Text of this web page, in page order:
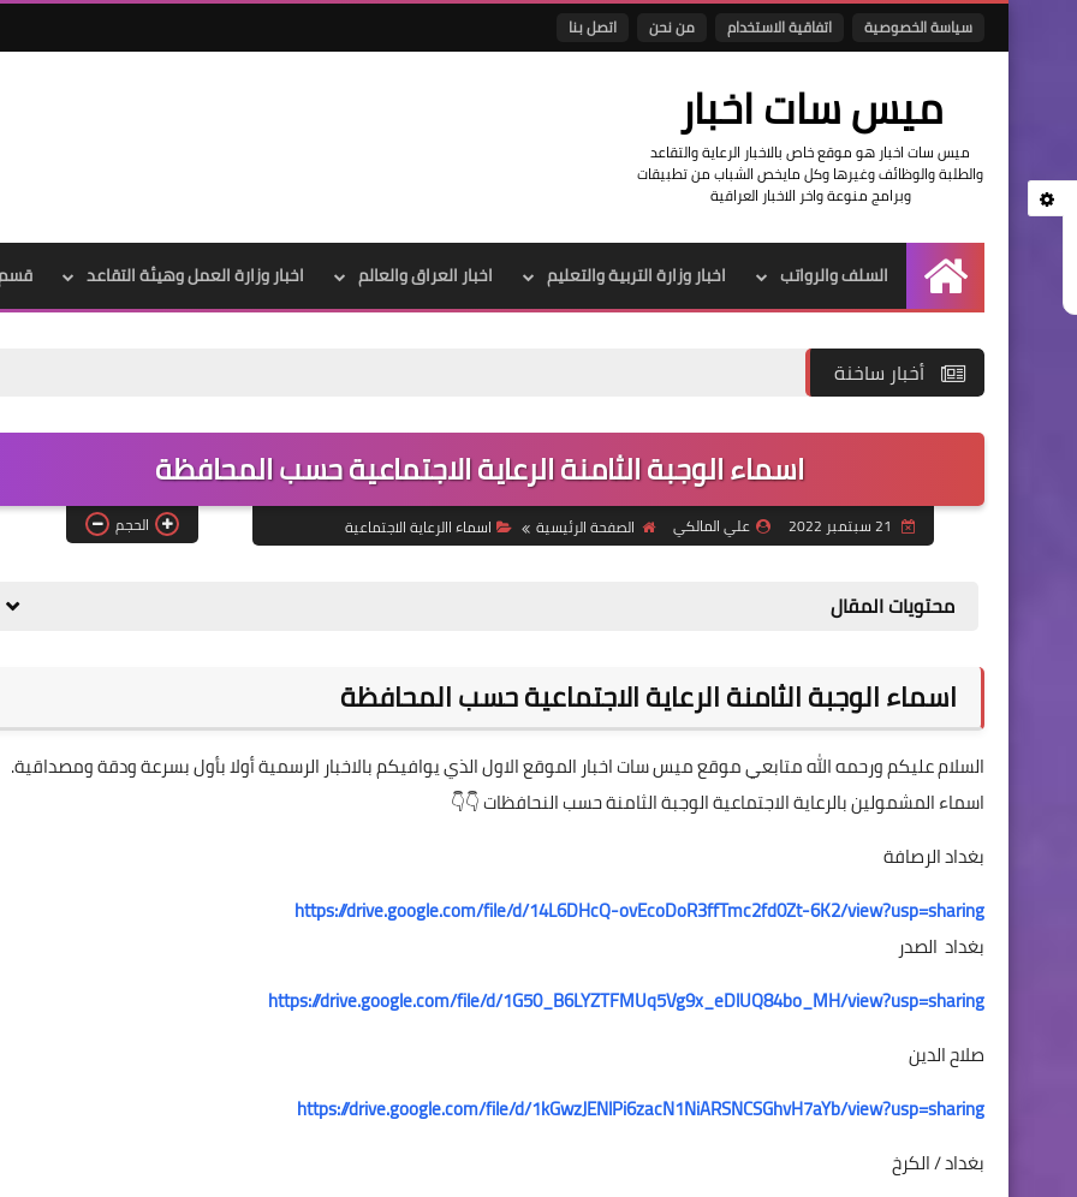
سياسة الخصوصية اتفاقية الاستخدام من نحن اتصل بنا
ميس سات اخبار
ميس سات اخبار هو موقع خاص بالاخبار الرعاية والتقاعد
والطلبة والوظائف وغيرها وكل مايخص الشباب من تطبيقات
وبرامج منوعة واخر الاخبار العراقية
الرئيسية
السلف والرواتب اخبار وزارة التربية والتعليم اخبار العراق والعالم اخبار وزارة العمل وهيئة التقاعد قسم
أخبار ساخنة
اسماء الوجبة الثامنة الرعاية الاجتماعية حسب المحافظة
علي المالكي الصفحة الرئيسية اسماء االرعاية الاجتماعية الحجم
محتويات المقال
اسماء الوجبة الثامنة الرعاية الاجتماعية حسب المحافظة
السلام عليكم ورحمه الله متابعي موقع ميس سات اخبار الموقع الاول الذي يوافيكم بالاخبار الرسمية أولا بأول بسرعة ودقة ومصداقية.
اسماء المشمولين بالرعاية الاجتماعية الوجبة الثامنة حسب النحافظات 👇👇
بغداد الرصافة
https://drive.google.com/file/d/14L6DHcQ-ovEcoDoR3ffTmc2fd0Zt-6K2/view?usp=sharing
بغداد الصدر
https://drive.google.com/file/d/1G50_B6LYZTFMUq5Vg9x_eDlUQ84bo_MH/view?usp=sharing
صلاح الدين
https://drive.google.com/file/d/1kGwzJENlPi6zacN1NiARSNCSGhvH7aYb/view?usp=sharing
بغداد / الكرخ